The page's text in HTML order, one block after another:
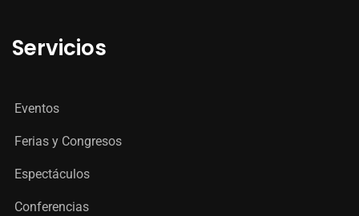
Servicios
Eventos
Ferias y Congresos
Espectáculos
Conferencias